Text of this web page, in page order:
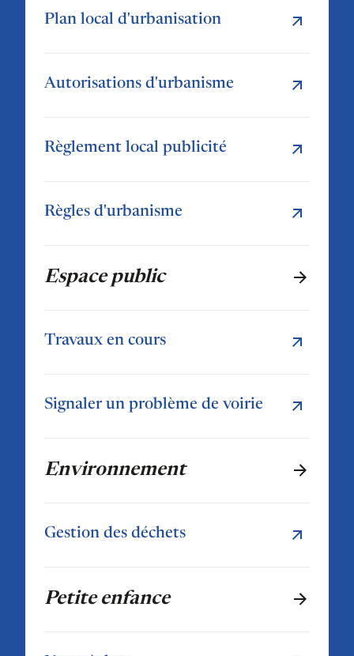
Plan local d'urbanisation
Autorisations d'urbanisme
Règlement local publicité
Règles d'urbanisme
Espace public
Travaux en cours
Signaler un problème de voirie
Environnement
Gestion des déchets
Petite enfance